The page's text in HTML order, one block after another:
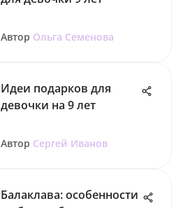
Автор Ольга Семенова
Идеи подарков для
девочки на 9 лет
Автор Сергей Иванов
Балаклава: особенности